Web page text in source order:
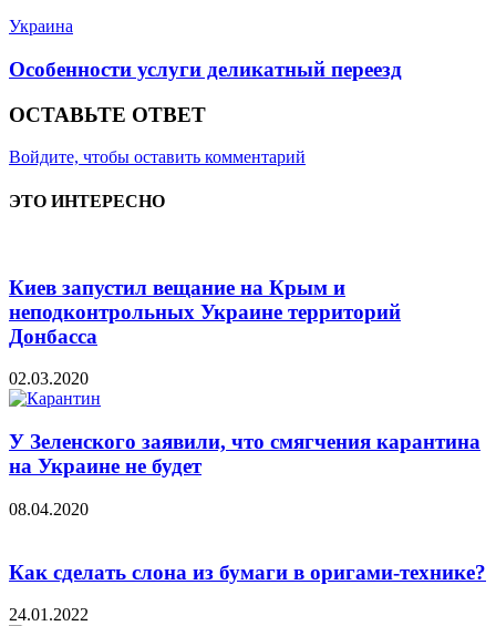
Украина
Особенности услуги деликатный переезд
ОСТАВЬТЕ ОТВЕТ
Войдите, чтобы оставить комментарий
ЭТО ИНТЕРЕСНО
Киев запустил вещание на Крым и
неподконтрольных Украине территорий
Донбасса
02.03.2020
У Зеленского заявили, что смягчения карантина
на Украине не будет
08.04.2020
Как сделать слона из бумаги в оригами-технике?
24.01.2022